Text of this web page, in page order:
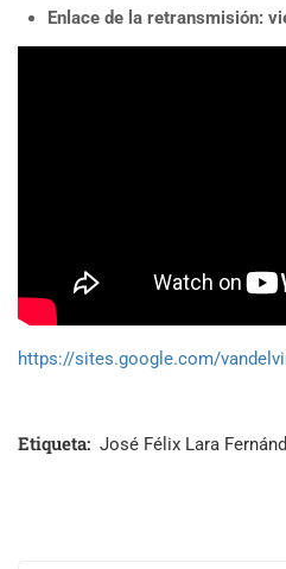
Enlace de la retransmisión:
https://sites.google.com/
Etiqueta: José Félix Lara